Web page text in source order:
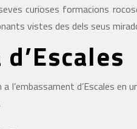
curioses formacions
vistes des dels seus
a l’embassament d’Escales